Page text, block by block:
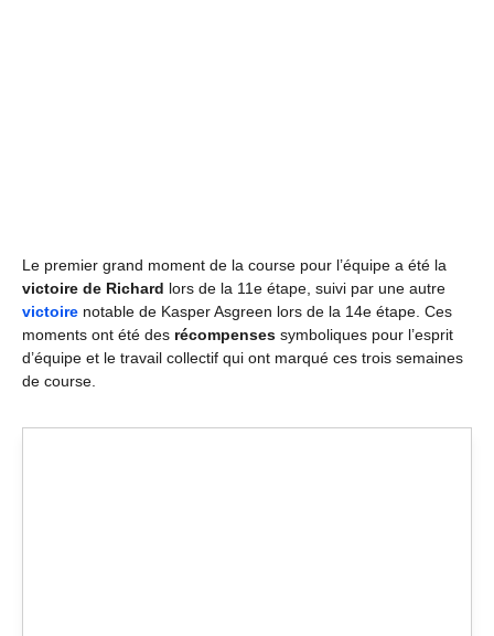
Le premier grand moment de la course pour l’équipe a été la
victoire de Richard lors de la 11e étape, suivi par une autre
victoire notable de Kasper Asgreen lors de la 14e étape. Ces
moments ont été des récompenses symboliques pour l’esprit
d’équipe et le travail collectif qui ont marqué ces trois semaines
de course.